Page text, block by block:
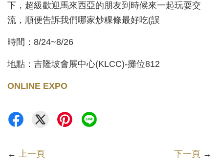
下，超級歡迎馬來西亞的朋友到時候來一起玩耍交
流，順便告訴我們哪家炒粿條最好吃(誤
時間：8/24~8/26
地點：吉隆坡會展中心(KLCC)-攤位812
ONLINE EXPO
← 上一頁 下一頁 →